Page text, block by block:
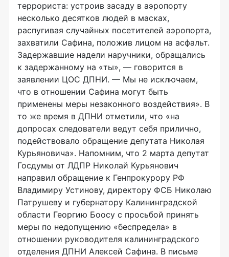
террориста: устроив засаду в аэропорту
несколько десятков людей в масках,
распугивая случайных посетителей аэропорта,
захватили Сафина, положив лицом на асфальт.
Задержавшие надели наручники, обращались
к задержанному на «ты», — говорится в
заявлении ЦОС ДПНИ. — Мы не исключаем,
что в отношении Сафина могут быть
применены меры незаконного воздействия». В
то же время в ДПНИ отметили, что «на
допросах следователи ведут себя прилично,
подействовало обращение депутата Николая
Курьяновича». Напомним, что 2 марта депутат
Госдумы от ЛДПР Николай Курьянович
направил обращение к Генпрокурору РФ
Владимиру Устинову, директору ФСБ Николаю
Патрушеву и губернатору Калининградской
области Георгию Боосу с просьбой принять
меры по недопущению «беспредела» в
отношении руководителя калининградского
отделения ДПНИ Алексей Сафина. В письме